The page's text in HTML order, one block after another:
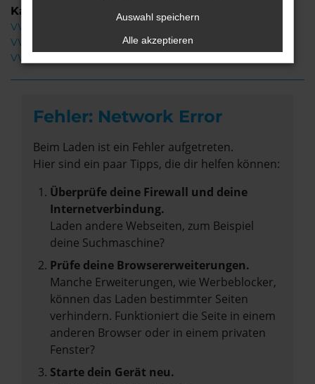
Kategorie
VW Touareg Gebrauchtwagen Cuxhaven
VW Touareg Neuwagen Cuxhaven
VW Touareg Cuxhaven
Fehler: Network Error
Beim Laden ist ein Fehler aufgetreten.
Hier sind ein paar Tipps, die dir helfen können:
Überprüfe deine Firewall und deine
Internetverbindung.
Laden andere Webseiten, zum Beispiel
deine Suchmaschine?
Prüfe deine Browsererweiterungen.
Manche Erweiterungen, wie Werbeblocker,
können das Laden bestimmter Seiten
verhindern. Funktioniert die Seite in einem
anderen Browser oder in einem privaten
Fenster?
Starte dein Gerät neu.
Auswahl speichern
Alle akzeptieren